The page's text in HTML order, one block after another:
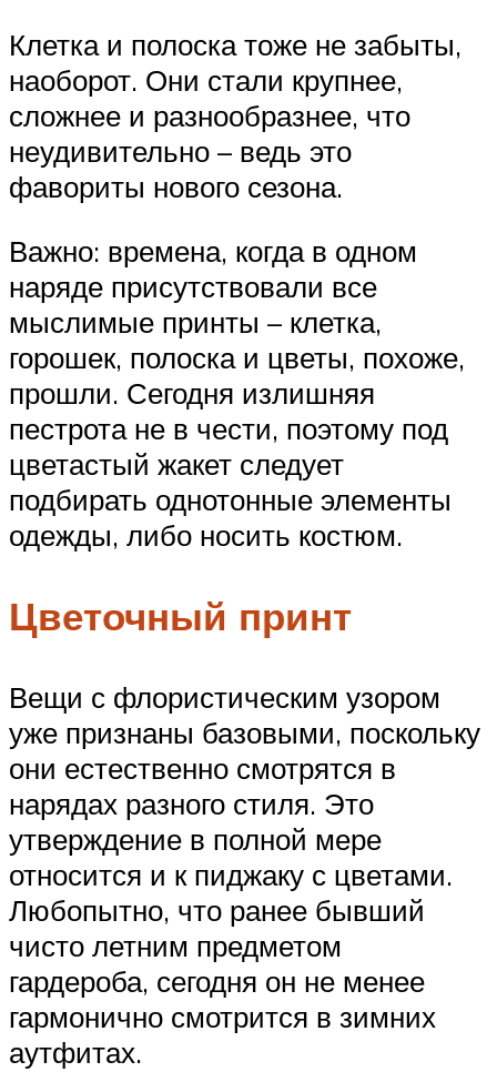
Клетка и полоска тоже не забыты,
наоборот. Они стали крупнее,
сложнее и разнообразнее, что
неудивительно – ведь это
фавориты нового сезона.
Важно: времена, когда в одном
наряде присутствовали все
мыслимые принты – клетка,
горошек, полоска и цветы, похоже,
прошли. Сегодня излишняя
пестрота не в чести, поэтому под
цветастый жакет следует
подбирать однотонные элементы
одежды, либо носить костюм.
Цветочный принт
Вещи с флористическим узором
уже признаны базовыми, поскольку
они естественно смотрятся в
нарядах разного стиля. Это
утверждение в полной мере
относится и к пиджаку с цветами.
Любопытно, что ранее бывший
чисто летним предметом
гардероба, сегодня он не менее
гармонично смотрится в зимних
аутфитах.